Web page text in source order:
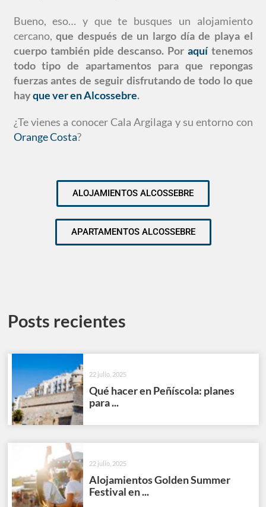
Bueno, eso… y que te busques un alojamiento
cercano,que después de un largo día de playa el
cuerpo también pide descanso. Por aquítenemos
todo tipo de apartamentos para que repongas
fuerzas antes de seguir disfrutando de todo lo que
hayque ver en Alcossebre.
¿Te vienes a conocer Cala Argilaga y su entorno con
Orange Costa?
ALOJAMIENTOS ALCOSSEBRE
APARTAMENTOS ALCOSSEBRE
Posts recientes
22 julio, 2025
Qué hacer en Peñíscola: planes
para ...
22 julio, 2025
Alojamientos Golden Summer
Festival en ...